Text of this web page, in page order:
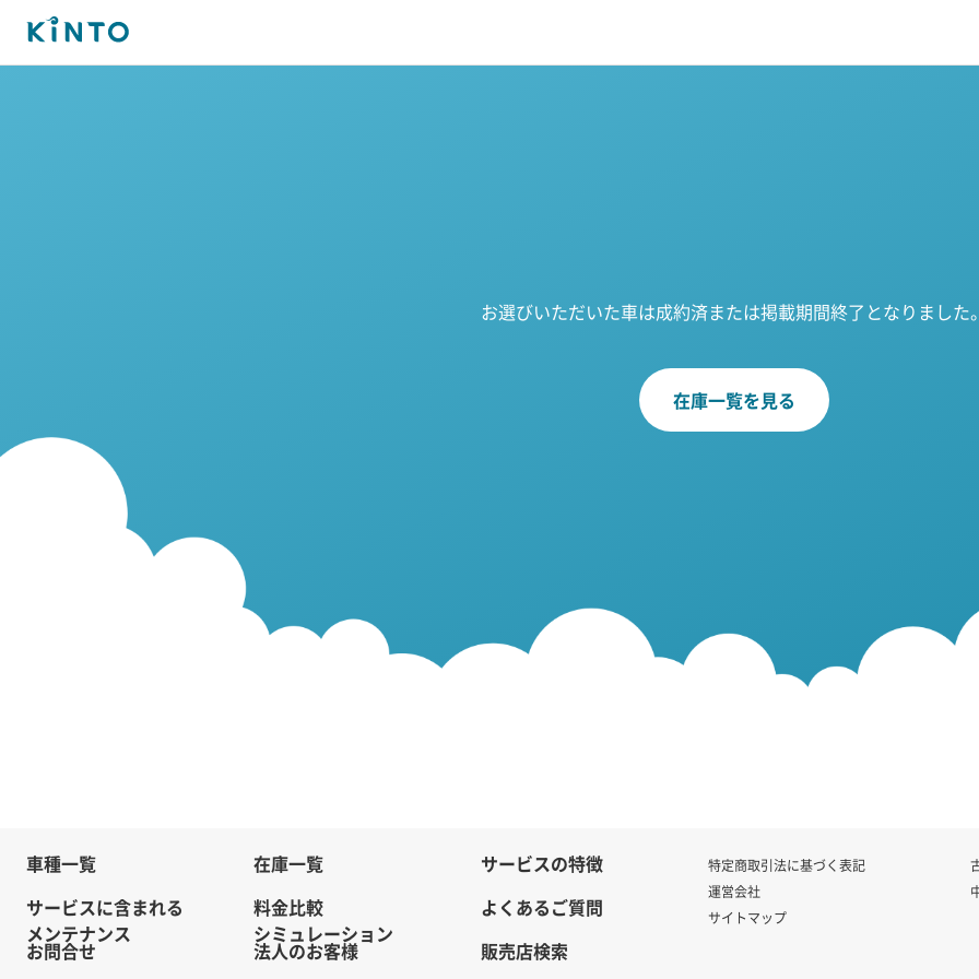
お選びいただいた車は成約済または掲載期間終了となりました
在庫一覧を見る
車種一覧 在庫一覧
サービスの特徴
サービスに含まれる
メンテナンス
料金比較
シミュレーション
よくあるご質問
お問合せ
法人のお客様 販売店検索
特定商取引法に基づく表記
運営会社
サイトマップ